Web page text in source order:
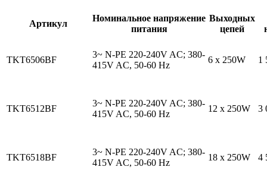
Артикул
Номинальное напряжение
питания
Выходных
цепей
TKT6506BF
3~ N-PE 220-240V AC; 380-
415V AC, 50-60 Hz
6 х 250W 1
TKT6512BF
3~ N-PE 220-240V AC; 380-
415V AC, 50-60 Hz
12 x 250W 3
TKT6518BF
3~ N-PE 220-240V AC; 380-
415V AC, 50-60 Hz
18 x 250W 4